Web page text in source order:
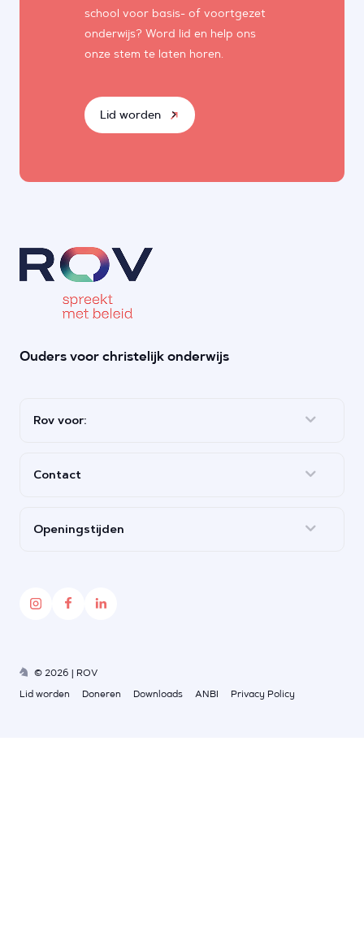
school voor basis- of voortgezet
onderwijs? Word lid en help ons
onze stem te laten horen.
Lid worden
Ouders voor christelijk onderwijs
Rov voor:
Contact
Openingstijden
© 2026 | ROV
Lid worden
Doneren Downloads ANBI Privacy Policy